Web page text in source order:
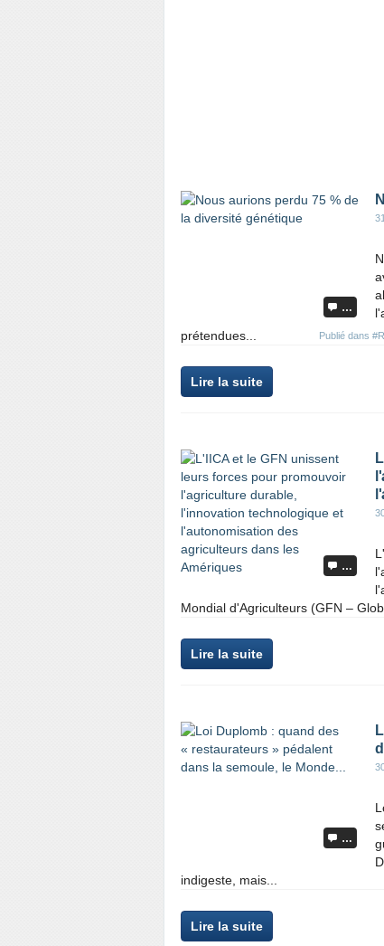
…
Publié dans
prétendues...
Lire la suite
…
Mondial d'Agriculteurs (GFN –
Lire la suite
…
indigeste, mais...
Lire la suite